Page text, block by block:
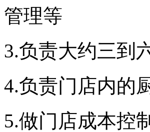
管理等
3.负责大约三到
4.负责门店内的
5.做门店成本控